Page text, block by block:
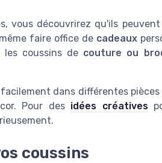
vous découvrirez qu'ils
faire office de cadeaux
les coussins de couture ou
dans différentes
Pour des idées créatives
coussins